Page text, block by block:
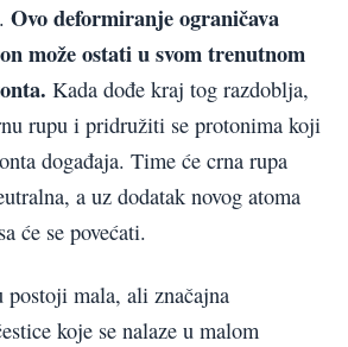
Ovo deformiranje ograničava
može ostati u svom trenutnom
Kada dođe kraj tog razdoblja,
rupu i pridružiti se protonima koji
događaja. Time će crna rupa
a uz dodatak novog atoma
će se povećati.
mala, ali značajna
koje se nalaze u malom